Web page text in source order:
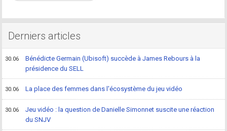
Derniers articles
30.06
Bénédicte Germain (Ubisoft) succède à James Rebours à la
présidence du SELL
30.06 La place des femmes dans l'écosystème du jeu vidéo
30.06
Jeu vidéo : la question de Danielle Simonnet suscite une réaction
du SNJV